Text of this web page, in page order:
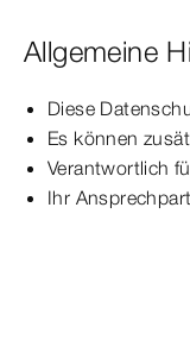
Allgemeine
Diese
Es können
Verantwortlich
Ihr